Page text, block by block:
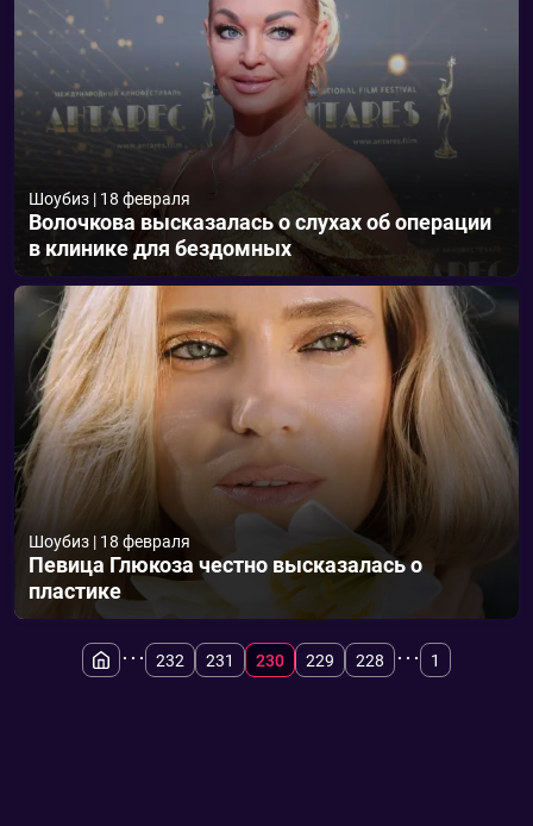
Шоубиз | 18 февраля
Волочкова высказалась о слухах об операции
в клинике для бездомных
Шоубиз | 18 февраля
Певица Глюкоза честно высказалась о
пластике
... 232 231 230 229 228 ... 1